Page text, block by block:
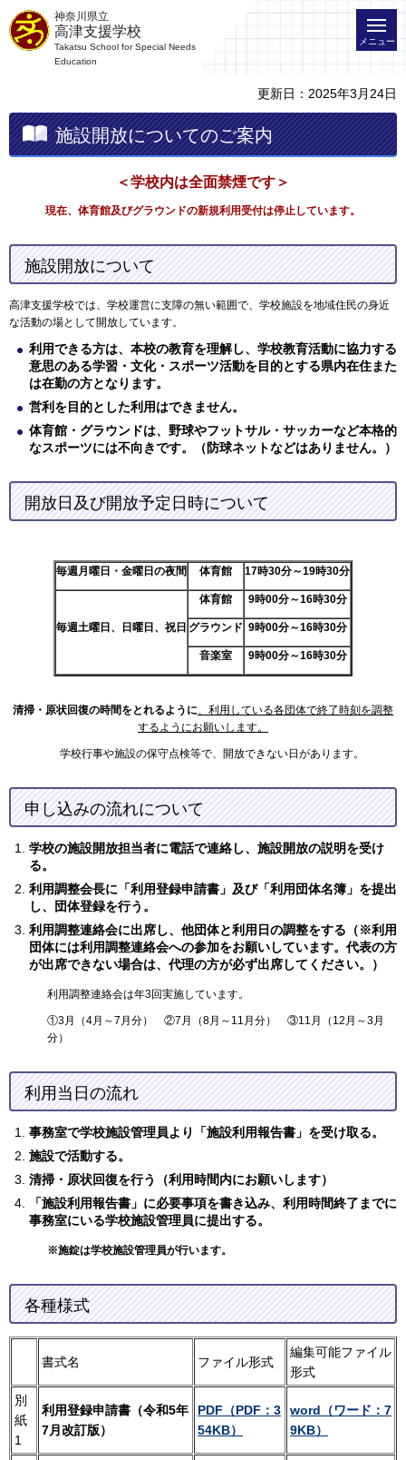
神奈川県立
高津支援学校
Takatsu School for Special Needs
Education
メニュー
更新日：2025年3月24日
施設開放についてのご案内
＜学校内は全面禁煙です＞
現在、体育館及びグラウンドの新規利用受付は停止しています。
施設開放について
高津支援学校では、学校運営に支障の無い範囲で、学校施設を地域住民の身近
な活動の場として開放しています。
利用できる方は、本校の教育を理解し、学校教育活動に協力する
意思のある学習・文化・スポーツ活動を目的とする県内在住また
は在勤の方となります。
営利を目的とした利用はできません。
体育館・グラウンドは、野球やフットサル・サッカーなど本格的
なスポーツには不向きです。（防球ネットなどはありません。）
開放日及び開放予定日時について
毎週月曜日・金曜日の夜間 体育館 17時30分～19時30分
毎週土曜日、日曜日、祝日
体育館 9時00分～16時30分
グラウンド 9時00分～16時30分
音楽室 9時00分～16時30分
清掃・原状回復の時間をとれるように、利用している各団体で終了時刻を調整
するようにお願いします。
学校行事や施設の保守点検等で、開放できない日があります。
申し込みの流れについて
学校の施設開放担当者に電話で連絡し、施設開放の説明を受け
る。
利用調整会長に「利用登録申請書」及び「利用団体名簿」を提出
し、団体登録を行う。
利用調整連絡会に出席し、他団体と利用日の調整をする（※利用
団体には利用調整連絡会への参加をお願いしています。代表の方
が出席できない場合は、代理の方が必ず出席してください。）
利用調整連絡会は年3回実施しています。
①3月（4月～7月分） ②7月（8月～11月分） ③11月（12月～3月
分）
利用当日の流れ
事務室で学校施設管理員より「施設利用報告書」を受け取る。
施設で活動する。
清掃・原状回復を行う（利用時間内にお願いします）
「施設利用報告書」に必要事項を書き込み、利用時間終了までに
事務室にいる学校施設管理員に提出する。
※施錠は学校施設管理員が行います。
各種様式
書式名 ファイル形式
編集可能ファイル
形式
別
紙
1
利用登録申請書（令和5年
7月改訂版）
PDF（PDF：3
54KB）
word（ワード：7
9KB）